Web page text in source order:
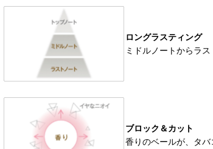
ロングラスティング
ミドルノートからラ
ブロック＆カット
香りのベールが、タ